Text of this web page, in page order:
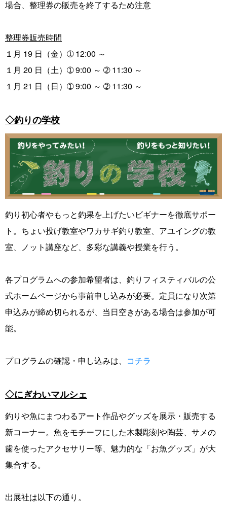
場合、整理券の販売を終了するため注意
整理券販売時間
１月 19 日（金）➀ 12:00 ～
１月 20 日（土）➀ 9:00 ～ ➁ 11:30 ～
１月 21 日（日）➀ 9:00 ～ ➁ 11:30 ～
◇釣りの学校
釣り初心者やもっと釣果を上げたいビギナーを徹底サポー
ト。ちょい投げ教室やワカサギ釣り教室、アユイングの教
室、ノット講座など、多彩な講義や授業を行う。
各プログラムへの参加希望者は、釣りフィスティバルの公
式ホームページから事前申し込みが必要。定員になり次第
申込みが締め切られるが、当日空きがある場合は参加が可
能。
プログラムの確認・申し込みは、 コチラ
◇にぎわいマルシェ
釣りや魚にまつわるアート作品やグッズを展示・販売する
新コーナー。魚をモチーフにした木製彫刻や陶芸、サメの
歯を使ったアクセサリー等、魅力的な「お魚グッズ」が大
集合する。
出展社は以下の通り。